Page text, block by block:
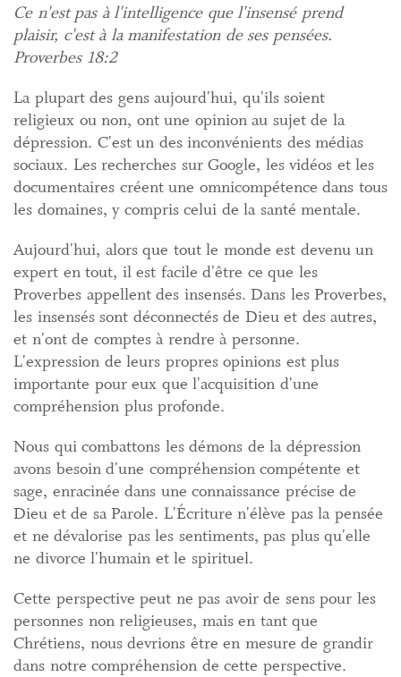
Ce n'est pas à l'intelligence que l'insensé prend
plaisir, c'est à la manifestation de ses pensées.
Proverbes 18:2
La plupart des gens aujourd'hui, qu'ils soient
religieux ou non, ont une opinion au sujet de la
dépression. C'est un des inconvénients des médias
sociaux. Les recherches sur Google, les vidéos et les
documentaires créent une omnicompétence dans tous
les domaines, y compris celui de la santé mentale.
Aujourd'hui, alors que tout le monde est devenu un
expert en tout, il est facile d'être ce que les
Proverbes appellent des insensés. Dans les Proverbes,
les insensés sont déconnectés de Dieu et des autres,
et n'ont de comptes à rendre à personne.
L'expression de leurs propres opinions est plus
importante pour eux que l'acquisition d'une
compréhension plus profonde.
Nous qui combattons les démons de la dépression
avons besoin d'une compréhension compétente et
sage, enracinée dans une connaissance précise de
Dieu et de sa Parole. L'Écriture n'élève pas la pensée
et ne dévalorise pas les sentiments, pas plus qu'elle
ne divorce l'humain et le spirituel.
Cette perspective peut ne pas avoir de sens pour les
personnes non religieuses, mais en tant que
Chrétiens, nous devrions être en mesure de grandir
dans notre compréhension de cette perspective.